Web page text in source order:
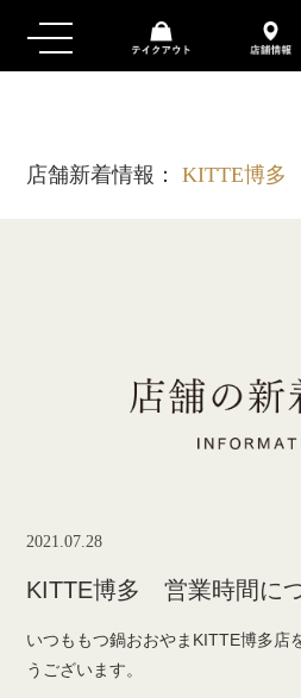
店舗新着情報：KITTE博多
2021.07.28
KITTE博多 営業時間に
いつももつ鍋おおやまKITTE博多店
うございます。